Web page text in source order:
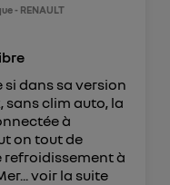
- RENAULT
si dans sa version
sans clim auto, la
à
on tout de
refroidissement à
voir la suite